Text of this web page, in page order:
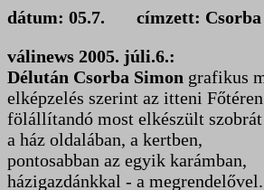
dátum: 05.7. címzett:
válinews 2005. júli.6.:
Délután Csorba Simon grafikus
elképzelés szerint az itteni Főtéren
fölállítandó most elkészült
a ház oldalában, a kertben,
pontosabban az egyik karámban,
házigazdánkkal - a megrendelővel.